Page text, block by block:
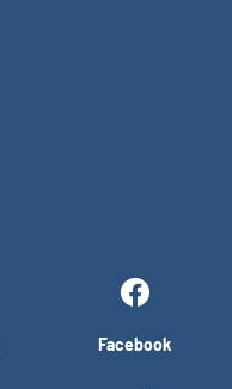
Facebook